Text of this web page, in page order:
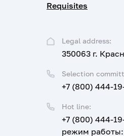
Requisites
Legal address:
350063 г.
Selection
+7 (800) 444-
Hot line:
+7 (800) 444-
режим работы: